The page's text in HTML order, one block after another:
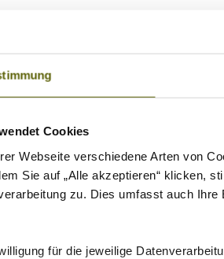
Cookies
Webseite verschiedene Arten von
Sie auf „Alle akzeptieren“ klicken,
zu. Dies umfasst auch
für die jeweilige